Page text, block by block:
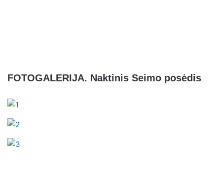
FOTOGALERIJA. Naktinis Seimo posėdis